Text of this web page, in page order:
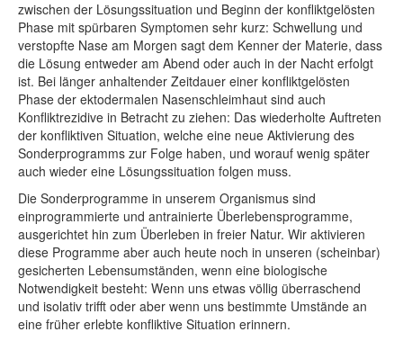
zwischen der Lösungssituation und Beginn der konfliktgelösten
Phase mit spürbaren Symptomen sehr kurz: Schwellung und
verstopfte Nase am Morgen sagt dem Kenner der Materie, dass
die Lösung entweder am Abend oder auch in der Nacht erfolgt
ist. Bei länger anhaltender Zeitdauer einer konfliktgelösten
Phase der ektodermalen Nasenschleimhaut sind auch
Konfliktrezidive in Betracht zu ziehen: Das wiederholte Auftreten
der konfliktiven Situation, welche eine neue Aktivierung des
Sonderprogramms zur Folge haben, und worauf wenig später
auch wieder eine Lösungssituation folgen muss.
Die Sonderprogramme in unserem Organismus sind
einprogrammierte und antrainierte Überlebensprogramme,
ausgerichtet hin zum Überleben in freier Natur. Wir aktivieren
diese Programme aber auch heute noch in unseren (scheinbar)
gesicherten Lebensumständen, wenn eine biologische
Notwendigkeit besteht: Wenn uns etwas völlig überraschend
und isolativ trifft oder aber wenn uns bestimmte Umstände an
eine früher erlebte konfliktive Situation erinnern.